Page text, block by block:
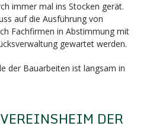
immer mal ins Stocken gerät.
auf die Ausführung von
Fachfirmen in Abstimmung mit
gewartet werden.
der Bauarbeiten ist langsam in
DER